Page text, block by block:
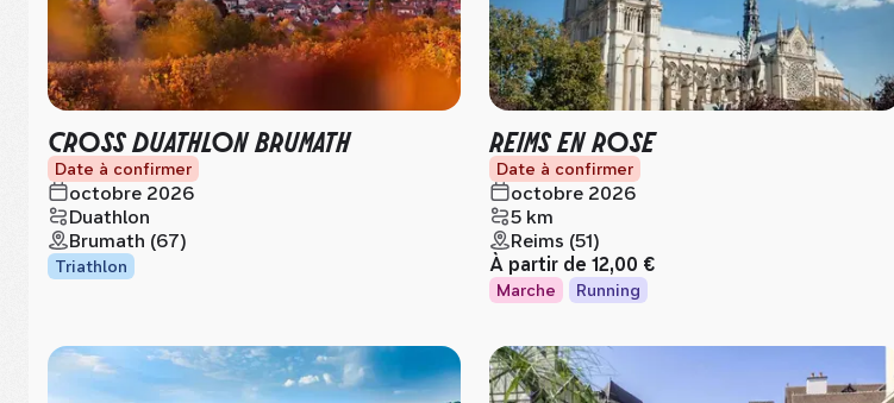
CROSS DUATHLON BRUMATH
Date à confirmer
octobre 2026
Duathlon
Brumath (67)
Triathlon
REIMS EN ROSE
Date à confirmer
octobre 2026
5 km
Reims (51)
À partir de 12,00 €
Marche Running